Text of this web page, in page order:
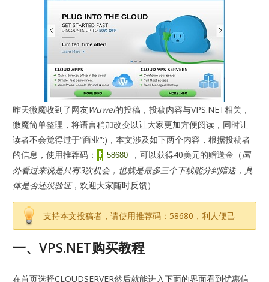
昨天微魔收到了网友Wuwei的投稿，投稿内容与VPS.NET相关，
微魔简单整理，将语言稍加改变以让大家更加方便阅读，同时让
读者不会觉得过于“商业”:)，本文涉及如下两个内容，根据投稿者
的信息，使用推荐码：
58680 ，可以获得40美元的赠送金（国
外看过来说是只有3次机会，也就是最多三个下线能分到赠送，具
体是否还没验证，欢迎大家随时反馈）
支持本文投稿者，请使用推荐码：58680，利人便己
一、VPS.NET购买教程
在首页选择CLOUDSERVER然后就能进入下面的界面看到优惠信